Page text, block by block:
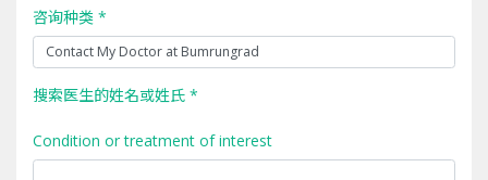
咨询种类 *
搜索医生的姓名或姓氏 *
Condition or treatment of interest